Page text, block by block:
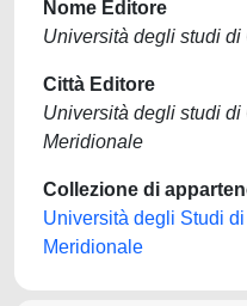
Nome Editore
Università degli studi di
Città Editore
Università degli studi
Meridionale
Collezione di
Università degli Studi
Meridionale